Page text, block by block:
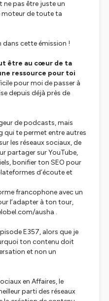
pas être juste un
moteur de toute ta
dans cette émission !
être au cœur de ta
ressource pour toi
pour moi de passer à
depuis déjà près de
de podcasts, mais
qui te permet entre autres
les réseaux sociaux, de
partager sur YouTube,
bonifier ton SEO pour
d’écoute et
francophone avec un
l’adapter à ton tour,
ausha .
E357, alors que je
ton contenu doit
et non un
en Affaires, le
parti des réseaux